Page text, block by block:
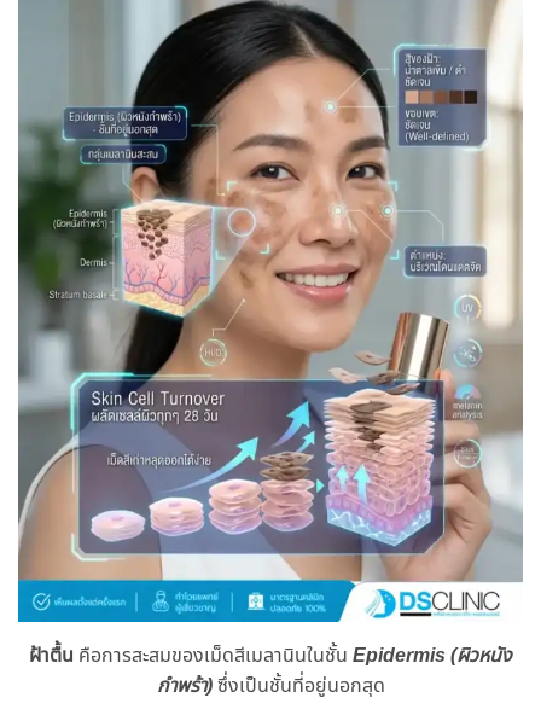
ฝ้าตื้น คือการสะสมของเม็ดสีเมลานินในชั้น Epidermis (ผิวหนัง
กำพร้า)ซึ่งเป็นชั้นที่อยู่นอกสุด